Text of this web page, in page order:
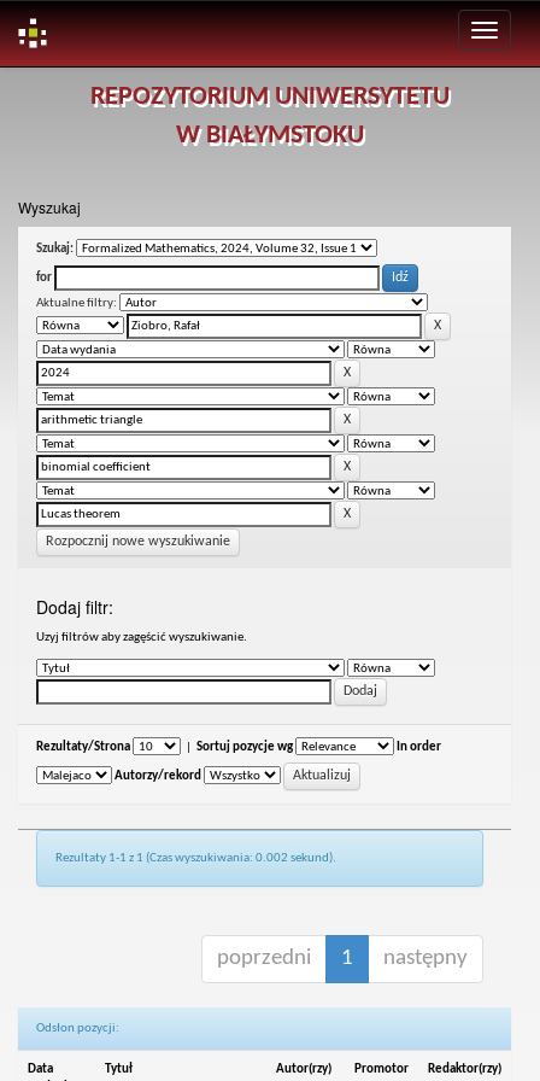
REPOZYTORIUM UNIWERSYTETU
W BIAŁYMSTOKU
Wyszukaj
Szukaj:
for
Aktualne filtry:
Rozpocznij nowe wyszukiwanie
Dodaj filtr:
Uzyj filtrów aby zagęścić wyszukiwanie.
Rezultaty/Strona Sortuj pozycje wg In order
Autorzy/rekord
Rezultaty 1-1 z 1 (Czas wyszukiwania: 0.002 sekund).
poprzedni 1 następny
Odsłon pozycji:
Data Tytuł Autor(rzy) Promotor Redaktor(rzy)